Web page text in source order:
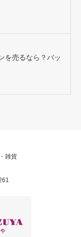
を売るなら？バッ
雑貨